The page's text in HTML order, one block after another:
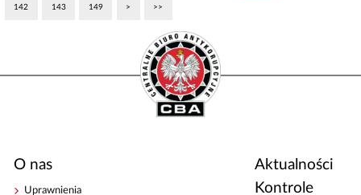
142 143 149 > >>
O nas
Uprawnienia
Aktualności
Kontrole